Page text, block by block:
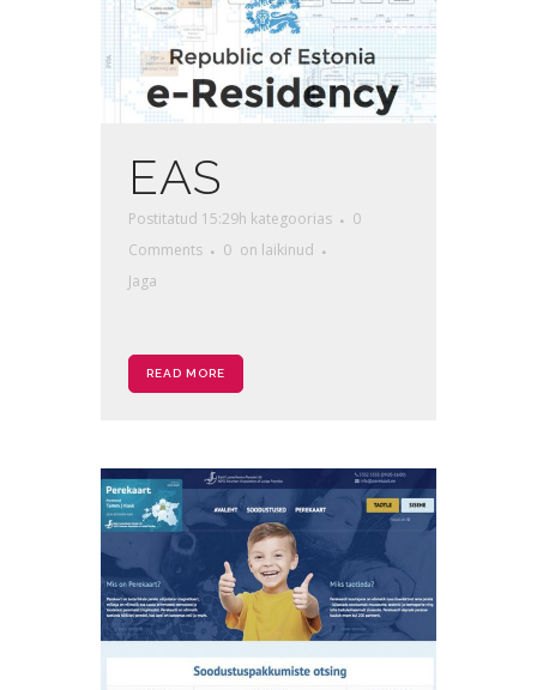
EAS
Postitatud 15:29h kategoorias
0
Comments
0 on laikinud
Jaga
READ MORE